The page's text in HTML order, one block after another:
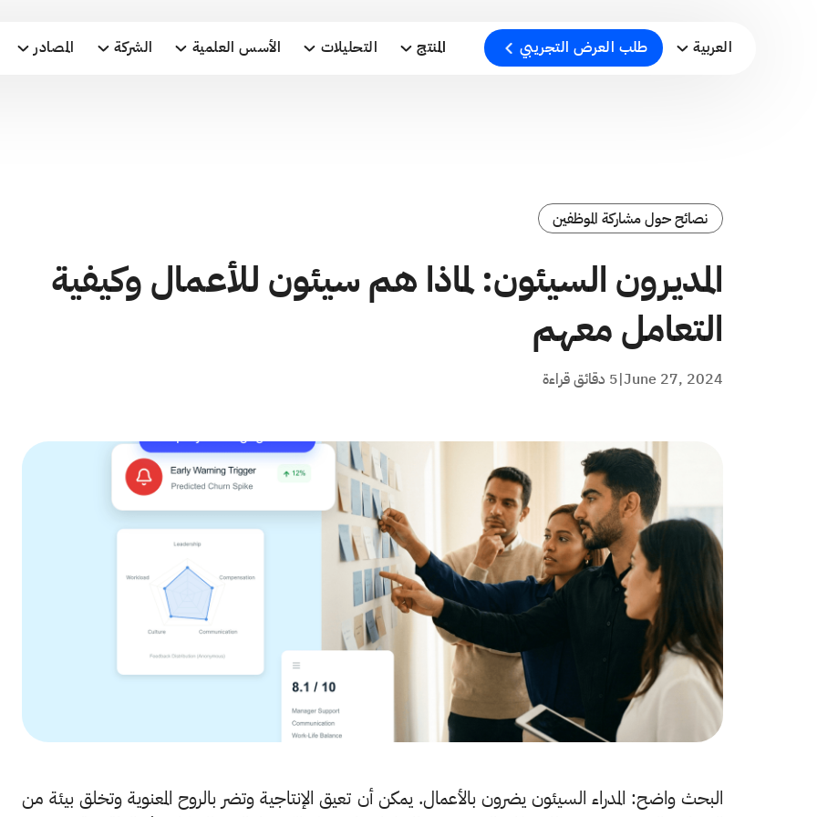
المنتج التحليلات الأسس العلمية الشركة المصادر طلب العرض التجريبي العربية
نصائح حول مشاركة الموظفين
المديرون السيئون: لماذا هم سيئون للأعمال وكيفية
التعامل معهم
June 27, 2024
|5 دقائق قراءة
البحث واضح: المدراء السيئون يضرون بالأعمال. يمكن أن تعيق الإنتاجية وتضر بالروح المعنوية وتخلق بيئة من